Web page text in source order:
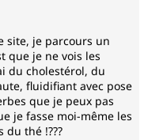
site, je parcours un
que je ne vois les
du cholestérol, du
fluidifiant avec pose
que je peux pas
je fasse moi-même les
thé !???